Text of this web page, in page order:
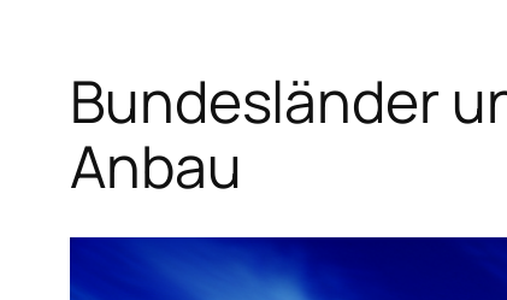
Bundesländer
Anbau